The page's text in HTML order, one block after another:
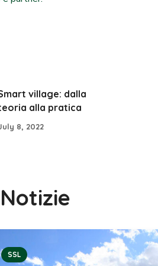
village: dalla
alla pratica
8, 2022
SSL